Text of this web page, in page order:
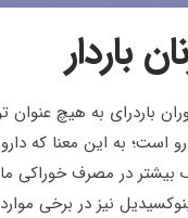
باردار
باردرای به هیچ عنوان
به این معنا که
بیشتر در مصرف خوراکی
نیز در برخی